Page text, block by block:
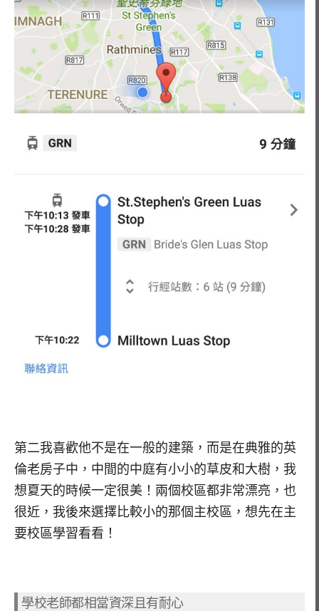
第二我喜歡他不是在一般的建築，而是在典雅的英
倫老房子中，中間的中庭有小小的草皮和大樹，我
想夏天的時候一定很美！兩個校區都非常漂亮，也
很近，我後來選擇比較小的那個主校區，想先在主
要校區學習看看！
學校老師都相當資深且有耐心